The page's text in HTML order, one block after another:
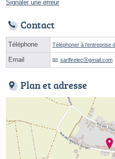
Signaler une erreur
Contact
Téléphone Téléphoner à l'entreprise
Email sarlfirelecⓐgmail.com
Plan et adresse